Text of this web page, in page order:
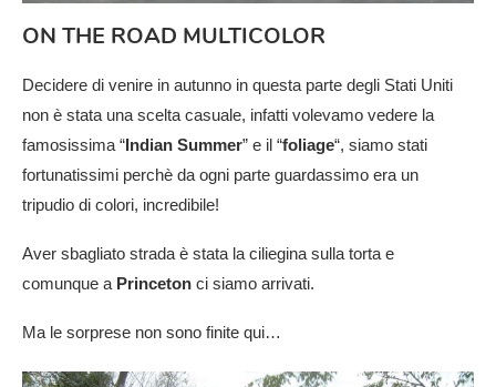
ON THE ROAD MULTICOLOR
Decidere di venire in autunno in questa parte degli Stati Uniti
non è stata una scelta casuale, infatti volevamo vedere la
famosissima “Indian Summer” e il “foliage“, siamo stati
fortunatissimi perchè da ogni parte guardassimo era un
tripudio di colori, incredibile!
Aver sbagliato strada è stata la ciliegina sulla torta e
comunque a Princeton ci siamo arrivati.
Ma le sorprese non sono finite qui…